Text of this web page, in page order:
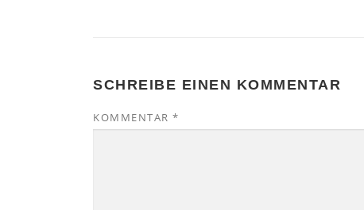
SCHREIBE EINEN KOMMENTAR
KOMMENTAR *